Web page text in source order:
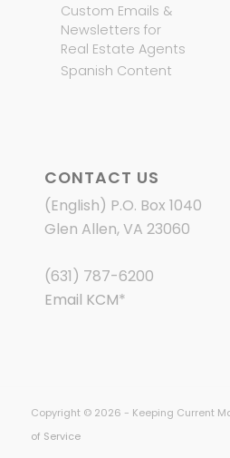
Custom Emails &
Newsletters for
Real Estate Agents
Spanish Content
CONTACT US
(English) P.O. Box 1040
Glen Allen, VA 23060
(631) 787-6200
Email KCM*
Copyright © 2026 - Keeping Current
of Service